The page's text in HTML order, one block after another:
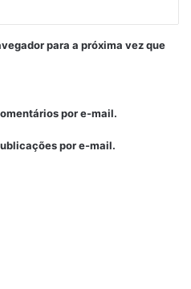
para a próxima vez que
por e-mail.
por e-mail.